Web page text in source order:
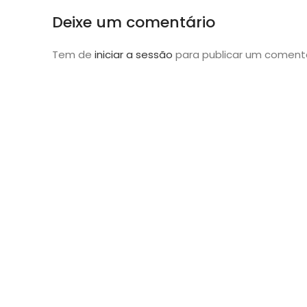
Deixe um comentário
Tem de iniciar a sessão para publicar um